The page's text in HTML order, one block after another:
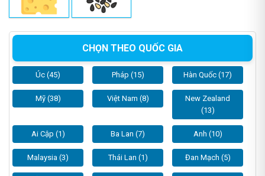
CHỌN THEO QUỐC GIA
Úc (45) Pháp (15) Hàn Quốc (17)
Mỹ (38) Việt Nam (8)
New Zealand
(13)
Ai Cập (1) Ba Lan (7) Anh (10)
Malaysia (3) Thái Lan (1) Đan Mạch (5)